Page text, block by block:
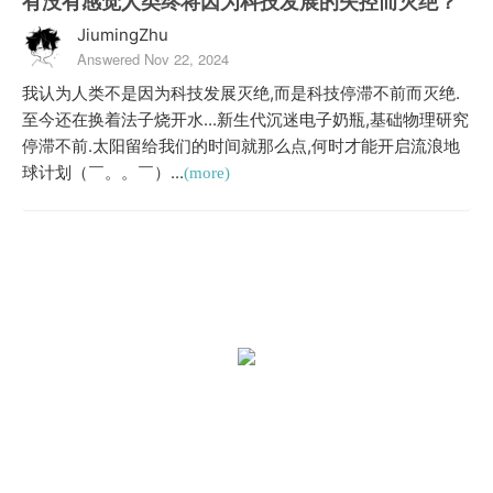
JiumingZhu
Answered Nov 22, 2024
我认为人类不是因为科技发展灭绝,而是科技停滞不前而灭绝.
至今还在换着法子烧开水...新生代沉迷电子奶瓶,基础物理研究
停滞不前.太阳留给我们的时间就那么点,何时才能开启流浪地
球计划（￣。。￣）...(more)